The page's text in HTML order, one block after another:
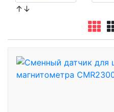
↑↓